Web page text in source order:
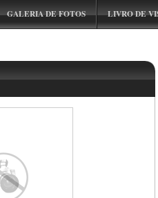
GALERIA DE FOTOS LIVRO DE